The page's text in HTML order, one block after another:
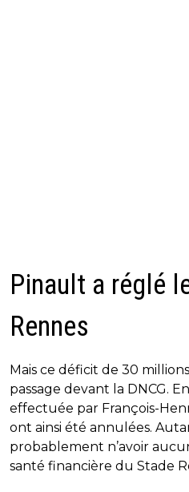
Pinault a réglé
Rennes
Mais ce déficit de 30
passage devant la DNCG.
effectuée par François-
ont ainsi été annulées.
probablement n’avoir
santé financière du Stade